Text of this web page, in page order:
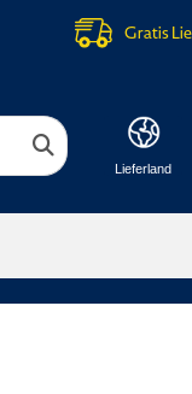
Gratis
Lieferland